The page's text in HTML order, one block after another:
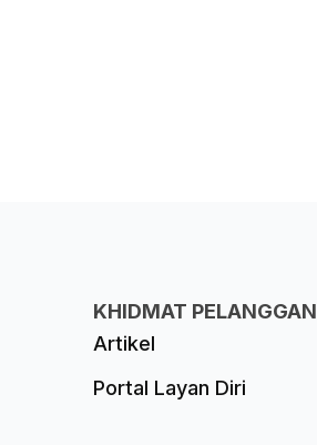
KHIDMAT PELANGGAN
Artikel
Portal Layan Diri